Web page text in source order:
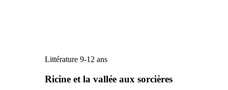
Littérature 9-12 ans
Ricine et la vallée aux sorcières